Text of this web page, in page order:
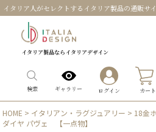
イタリア人がセレクトするイタリア製品の通販サ
イタリア製品ならイタリアデザイン
検索 ギャラリー ログイン カート
HOME > イタリアン・ラグジュアリー > 18金
ダイヤ パヴェ 【一点物】